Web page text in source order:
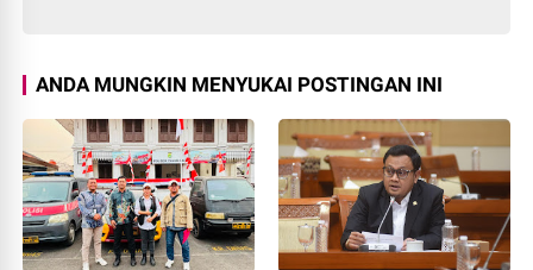
ANDA MUNGKIN MENYUKAI POSTINGAN INI